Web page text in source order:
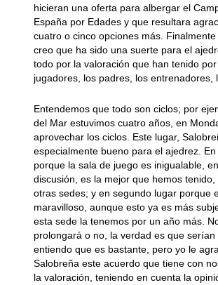
hicieran una oferta para albergar el
España por Edades y que resultara
cuatro o cinco opciones más.
creo que ha sido una suerte para el
todo por la valoración que han tenido
jugadores, los padres, los entrenadores,
Entendemos que todo son ciclos; por
del Mar estuvimos cuatro años, en
aprovechar los ciclos. Este lugar,
especialmente bueno para el ajedrez. En
porque la sala de juego es inigualable,
discusión, es la mejor que hemos
otras sedes; y en segundo lugar porque
maravilloso, aunque esto ya es más
esta sede la tenemos por un año más.
prolongará o no, la verdad es que serían
entiendo que es bastante, pero yo le
Salobreña este acuerdo que tiene con
la valoración, teniendo en cuenta la